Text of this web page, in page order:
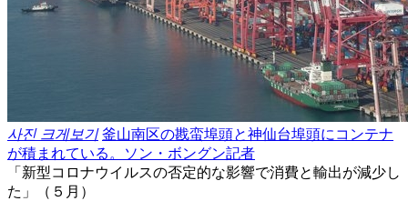
사진 크게보기 釜山南区の戡蛮埠頭と神仙台埠頭にコンテナ
が積まれている。ソン・ボングン記者
「新型コロナウイルスの否定的な影響で消費と輸出が減少し
た」（５月）